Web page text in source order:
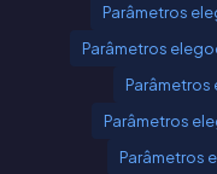
Parâmetros
Parâmetros
Parâmetros
Parâmetros
Parâmetros